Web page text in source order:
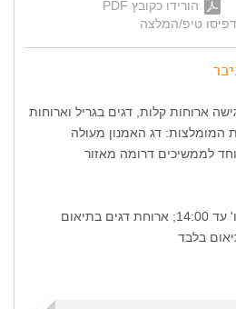
הורידו כקובץ PDF
טיפ/המלצה
ארוחות קלות, דגים בגריל וארוחות
המומלצות: דג האמנון מעולה
לממשיכים דרומה מאזור
פתוח: א'-ה' 19:00-10:00, ו' עד 14:00; ארוחת דגים בתיאום
בלבד